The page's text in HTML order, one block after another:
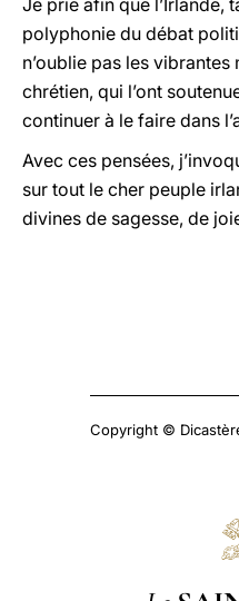
Je prie afin que l’Irlande,
polyphonie du débat
n’oublie pas les
chrétien, qui l’ont
continuer à le faire dans
Avec ces pensées,
sur tout le cher peuple
divines de sagesse, de
Copyright ©